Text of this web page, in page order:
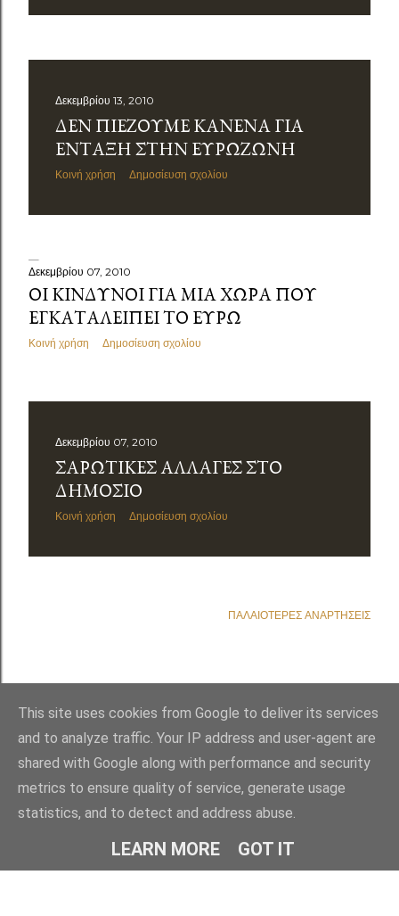
Δεκεμβρίου 13, 2010
ΔΕΝ ΠΙΈΖΟΥΜΕ ΚΑΝΈΝΑ ΓΙΑ
ΈΝΤΑΞΗ ΣΤΗΝ ΕΥΡΩΖΏΝΗ
Κοινή χρήση Δημοσίευση σχολίου
Δεκεμβρίου 07, 2010
ΟΙ ΚΊΝΔΥΝΟΙ ΓΙΑ ΜΊΑ ΧΏΡΑ ΠΟΥ
ΕΓΚΑΤΑΛΕΊΠΕΙ ΤΟ ΕΥΡΏ
Κοινή χρήση Δημοσίευση σχολίου
Δεκεμβρίου 07, 2010
ΣΑΡΩΤΙΚΈΣ ΑΛΛΑΓΈΣ ΣΤΟ
ΔΗΜΌΣΙΟ
Κοινή χρήση Δημοσίευση σχολίου
ΠΑΛΑΙΌΤΕΡΕΣ ΑΝΑΡΤΉΣΕΙΣ
Από το Blogger
This site uses cookies from Google to deliver its services
and to analyze traffic. Your IP address and user-agent are
shared with Google along with performance and security
metrics to ensure quality of service, generate usage
statistics, and to detect and address abuse.
LEARN MORE GOT IT